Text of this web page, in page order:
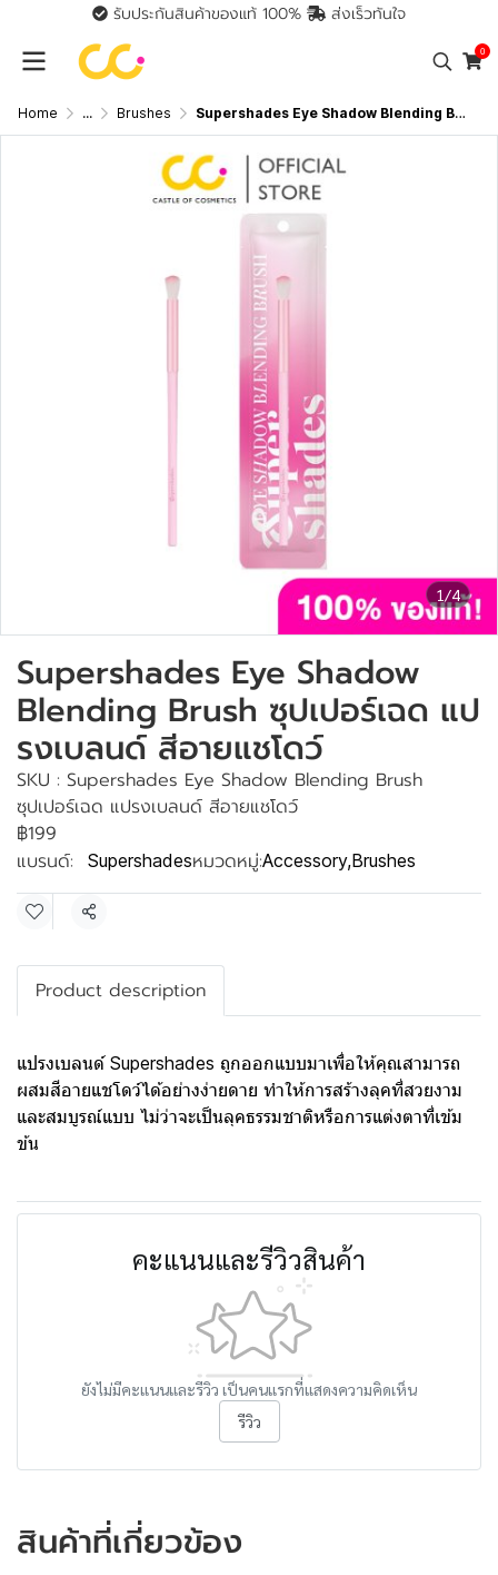
รับประกันสินค้าของแท้ 100% ส่งเร็วทันใจ
0
Home ... Brushes Supershades Eye Shadow Blending Brush ซุปเปอร์เฉด แปรงเบลนด์ สีอายแชโดว์
1/4
Supershades Eye Shadow
Blending Brush ซุปเปอร์เฉด แป
รงเบลนด์ สีอายแชโดว์
SKU : Supershades Eye Shadow Blending Brush
ซุปเปอร์เฉด แปรงเบลนด์ สีอายแชโดว์
฿199
แบรนด์:
Supershadesหมวดหมู่:Accessory,Brushes
แชร์
Product description
แปรงเบลนด์ Supershades ถูกออกแบบมาเพื่อให้คุณสามารถ
ผสมสีอายแชโดว์ได้อย่างง่ายดาย ทำให้การสร้างลุคที่สวยงาม
และสมบูรณ์แบบ ไม่ว่าจะเป็นลุคธรรมชาติหรือการแต่งตาที่เข้ม
ข้น
คะแนนและรีวิวสินค้า
ยังไม่มีคะแนนและรีวิว เป็นคนแรกที่แสดงความคิดเห็น
รีวิว
สินค้าที่เกี่ยวข้อง